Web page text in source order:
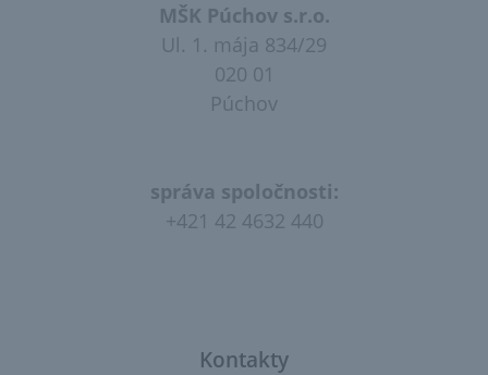
MŠK Púchov s.r.o.
Ul. 1. mája 834/29
020 01
Púchov
správa spoločnosti:
+421 42 4632 440
Kontakty